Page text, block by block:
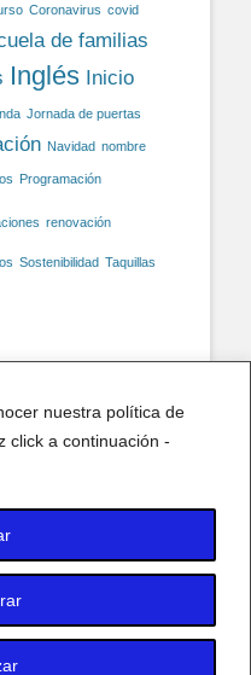
nuestra política de
click a continuación -
Coronavirus covid
de familias
Inglés Inicio
Jornada de puertas
Navidad nombre
Programación
renovación
Sostenibilidad Taquillas
– Forges